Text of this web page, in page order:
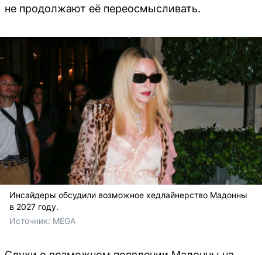
не продолжают её переосмысливать.
Инсайдеры обсудили возможное хедлайнерство Мадонны
в 2027 году.
Источник: MEGA